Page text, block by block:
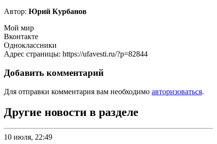
Автор: Юрий Курбанов
Мой мир
Вконтакте
Одноклассники
Адрес страницы: https://ufavesti.ru/?p=82844
Добавить комментарий
Для отправки комментария вам необходимо авторизоваться.
Другие новости в разделе
10 июля, 22:49